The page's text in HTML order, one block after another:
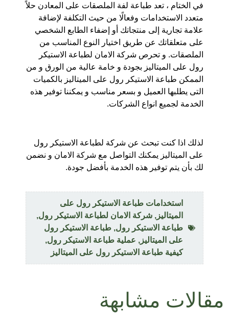
في الختام ، تعد طباعة لفة الملصقات على المعادن حلاً
متعدد الاستخدامات وفعالًا من حيث التكلفة لإضافة
علامة تجارية إلى منتجاتك أو إضفاء الطابع الشخصي
على متعلقاتك عن طريق اختيار النوع المناسب من
الملصقات. و تحرص شركة الامان لطباعة الاستيكر
رول على الميتاليز بجودة و خامة عالية من الورق و من
الممكن طباعة الاستيكر رول على الميتاليز بالكميات
التى يطلبها العميل و بسعر مناسب و يمكننا توفير هذه
الخدمة لجميع انواع الشركات.
لذلك اذا كنت تبحث عن شركة لطباعة الاستيكر رول
على الميتاليز يمكنك التواصل مع شركة الامان و نضمن
لك بأن يتم توفير هذه الخدمة بأفضل جودة.
استخدامات طباعة الاستيكر رول على
الميتاليز , شركة الامان لطباعة الاستيكر رول,
طباعة الاستيكر رول, طباعة الاستيكر رول
على الميتاليز , عملية طباعة الاستيكر رول,
كيفية طباعة الاستيكر رول على الميتاليز
مقالات مشابهة